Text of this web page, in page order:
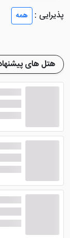
حوض حیاط
های بشر با
کمتری در
اکنون نوبت
کوئل برای
از امکانات
از دیگر
فرنگی،
کرد. در
قرمز مخملی
رستوران و
غذاهای
پذیرایی :
همه
هتل های